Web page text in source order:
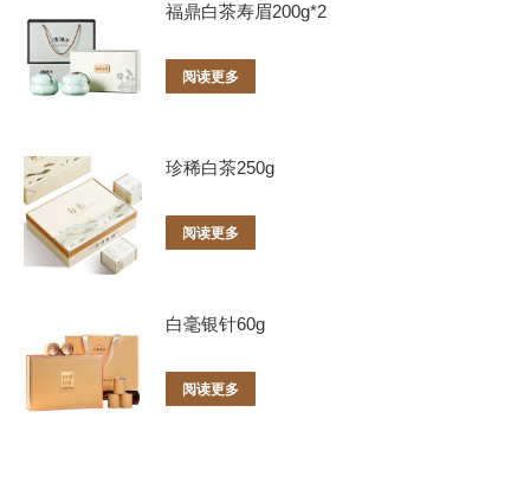
福鼎白茶寿眉200g*2
阅读更多
珍稀白茶250g
阅读更多
白毫银针60g
阅读更多